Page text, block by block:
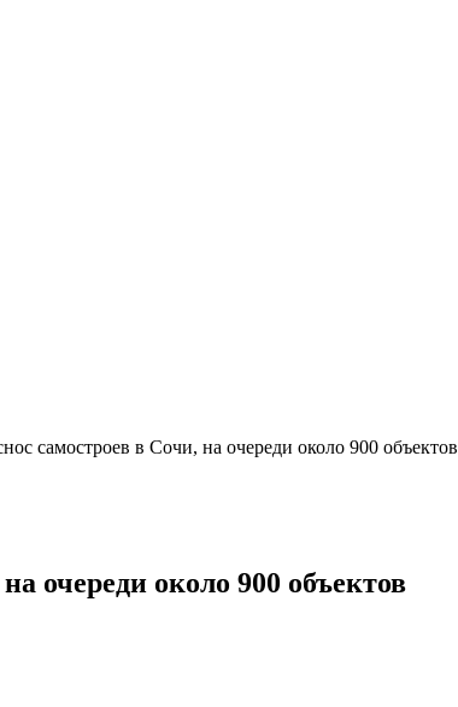
самостроев в Сочи, на очереди около 900 объектов
очереди около 900 объектов